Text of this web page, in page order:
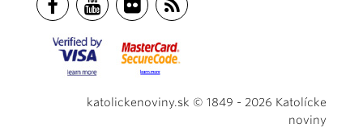
katolickenoviny.sk © 1849 - 2026 Katolícke
noviny